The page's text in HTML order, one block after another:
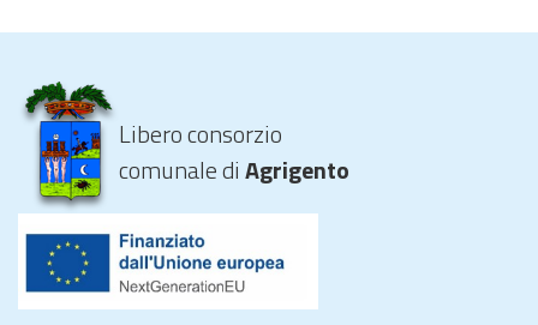
Libero consorzio
comunale diAgrigento